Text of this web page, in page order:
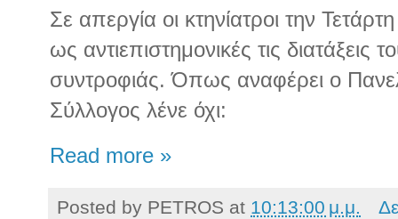
Σε απεργία οι κτηνίατροι την
ως αντιεπιστημονικές τις διατάξεις
συντροφιάς. Όπως αναφέρει ο
Σύλλογος λένε όχι:
Read more »
Posted by PETROS at 10:13:00 μ.μ.